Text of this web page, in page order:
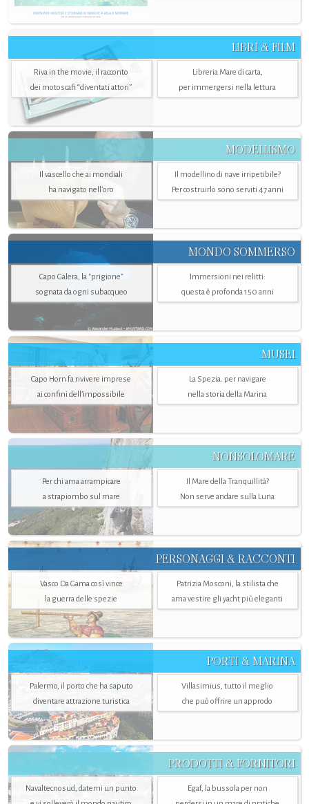
LIBRI & FILM
Riva in the movie, il racconto
dei motoscafi “diventati attori”
Libreria Mare di carta,
per immergersi nella lettura
MODELLISMO
Il vascello che ai mondiali
ha navigato nell’oro
Il modellino di nave irripetibile?
Per costruirlo sono serviti 47 anni
MONDO SOMMERSO
Capo Galera, la "prigione"
sognata da ogni subacqueo
Immersioni nei relitti:
questa è profonda 150 anni
MUSEI
Capo Horn fa rivivere imprese
ai confini dell’impossibile
La Spezia. per navigare
nella storia della Marina
NONSOLOMARE
Per chi ama arrampicare
a strapiombo sul mare
Il Mare della Tranquillità?
Non serve andare sulla Luna
PERSONAGGI & RACCONTI
Vasco Da Gama così vince
la guerra delle spezie
Patrizia Mosconi, la stilista che
ama vestire gli yacht più eleganti
PORTI & MARINA
Palermo, il porto che ha saputo
diventare attrazione turistica
Villasimius, tutto il meglio
che può offrire un approdo
PRODOTTI & FORNITORI
Navaltecnosud, datemi un punto
Egaf, la bussola per non